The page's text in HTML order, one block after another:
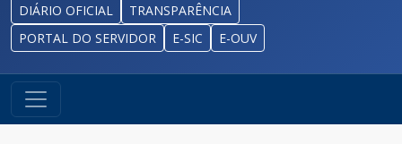
DIÁRIO OFICIAL
TRANSPARÊNCIA
PORTAL DO SERVIDOR
E-SIC E-OUV